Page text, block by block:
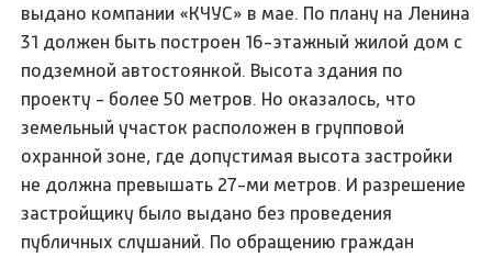
выдано компании «КЧУС» в мае. По плану на Ленина
31 должен быть построен 16-этажный жилой дом с
подземной автостоянкой. Высота здания по
проекту - более 50 метров. Но оказалось, что
земельный участок расположен в групповой
охранной зоне, где допустимая высота застройки
не должна превышать 27-ми метров. И разрешение
застройщику было выдано без проведения
публичных слушаний. По обращению граждан